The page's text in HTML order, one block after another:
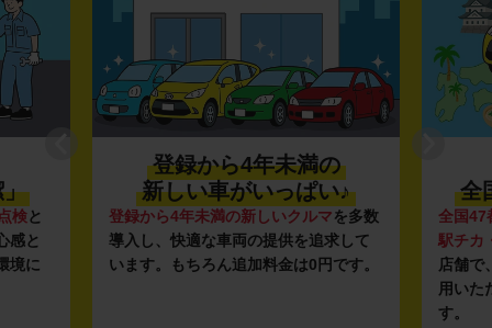
」
検と
感と
境に
登録から4年未満の
新しい車がいっぱい♪
登録から4年未満の新しいクルマを多数
導入し、快適な車両の提供を追求して
います。もちろん追加料金は0円です。
全
全国47
駅チカ
店舗で
用いた
す。